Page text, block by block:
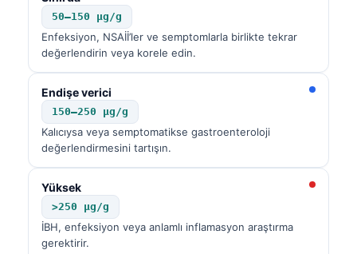
50–150 µg/g
Enfeksiyon, NSAİİ’ler ve semptomlarla birlikte tekrar
değerlendirin veya korele edin.
Endişe verici
150–250 µg/g
Kalıcıysa veya semptomatikse gastroenteroloji
değerlendirmesini tartışın.
Yüksek
>250 µg/g
İBH, enfeksiyon veya anlamlı inflamasyon araştırma
gerektirir.
ಕನ್ನಡ
മലയാളം
Bahasa Melayu
Tagalog
ไทย
ဗမာစာ
ភាសាខ្មែរ
Kiswahili